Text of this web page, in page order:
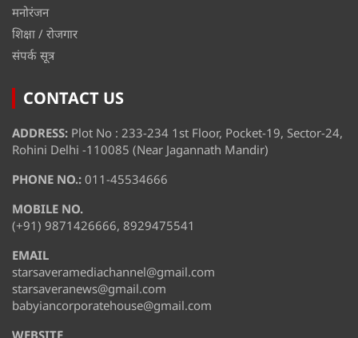
मनोरंजन
शिक्षा / रोजगार
संपर्क सूत्र
CONTACT US
ADDRESS: Plot No : 233-234 1st Floor, Pocket-19, Sector-24,
Rohini Delhi -110085 (Near Jagannath Mandir)
PHONE NO.: 011-45534666
MOBILE NO.
(+91) 9871426666, 8929475541
EMAIL
starsaveramediachannel@gmail.com
starsaveranews@gmail.com
babyiancorporatehouse@gmail.com